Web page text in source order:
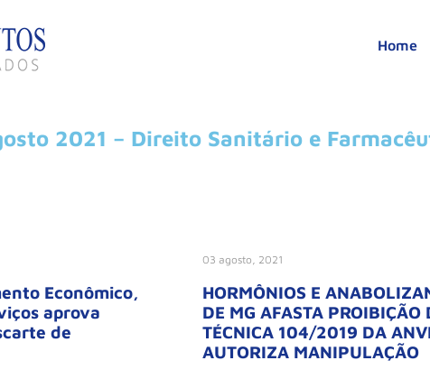
Home
2021 – Direito Sanitário e
Econômico,
aprova
de
03 agosto, 2021
HORMÔNIOS E
DE MG AFASTA PROIBIÇÃO
TÉCNICA 104/2019 DA
AUTORIZA MANIPULAÇÃO